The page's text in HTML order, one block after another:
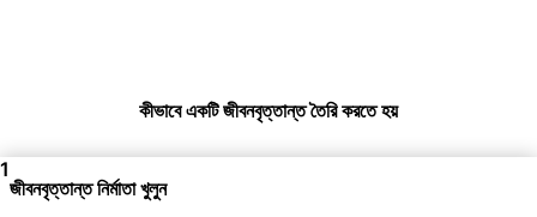
কীভাবে একটি জীবনবৃত্তান্ত তৈরি করতে হয়
1
জীবনবৃত্তান্ত নির্মাতা খুলুন